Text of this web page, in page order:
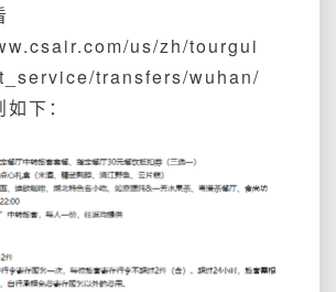
us/zh/tourgui
transfers/wuhan/
下：